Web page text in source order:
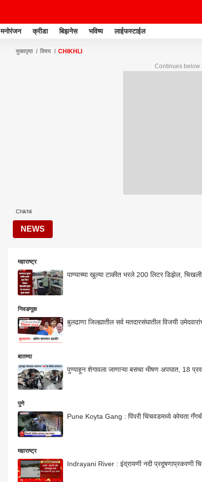
मनोरंजन क्रीडा बिझनेस भविष्य लाईफस्टाईल
मुख्यपृष्ठ विषय CHIKHLI
Continues below
Chikhli
NEWS
महाराष्ट्र
पाण्याच्या खुल्या टाकीत भरले 200 लिटर डिझेल,
निवडणूक
बुलढाणा जिल्ह्यातील सर्व मतदारसंघातील विजयी
बातम्या
पुणे
Pune Koyta Gang
महाराष्ट्र
Indrayani River : इंद्रायणी नदी प्रदूषणाप्रकरणी